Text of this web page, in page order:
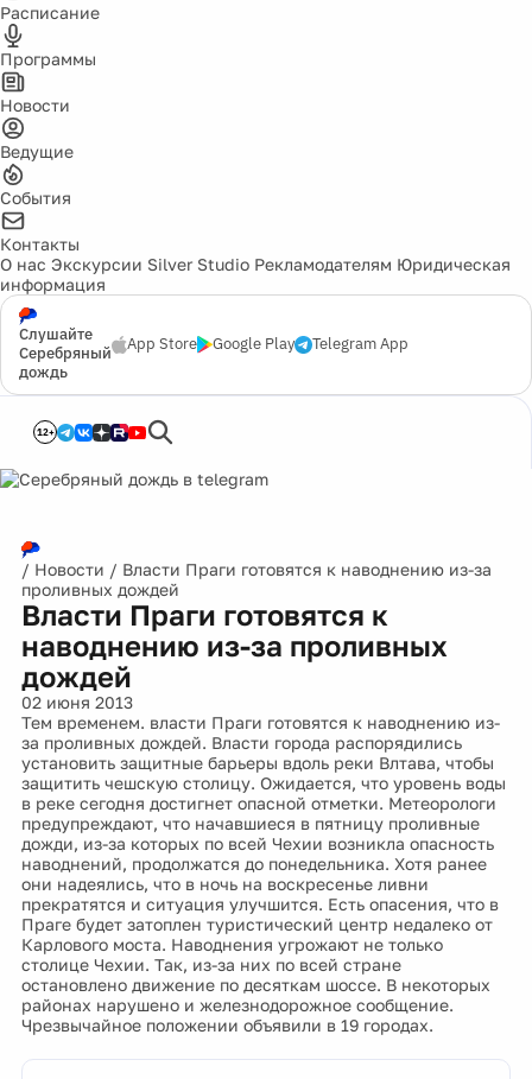
Расписание
Программы
Новости
Ведущие
События
Контакты
О нас Экскурсии Silver Studio Рекламодателям Юридическая
информация
Слушайте
Серебряный
дождь
App Store Google Play Telegram App
12+
/ Новости / Власти Праги готовятся к наводнению из-за
проливных дождей
Власти Праги готовятся к
наводнению из-за проливных
дождей
02 июня 2013
Тем временем. власти Праги готовятся к наводнению из-
за проливных дождей. Власти города распорядились
установить защитные барьеры вдоль реки Влтава, чтобы
защитить чешскую столицу. Ожидается, что уровень воды
в реке сегодня достигнет опасной отметки. Метеорологи
предупреждают, что начавшиеся в пятницу проливные
дожди, из-за которых по всей Чехии возникла опасность
наводнений, продолжатся до понедельника. Хотя ранее
они надеялись, что в ночь на воскресенье ливни
прекратятся и ситуация улучшится. Есть опасения, что в
Праге будет затоплен туристический центр недалеко от
Карлового моста. Наводнения угрожают не только
столице Чехии. Так, из-за них по всей стране
остановлено движение по десяткам шоссе. В некоторых
районах нарушено и железнодорожное сообщение.
Чрезвычайное положении объявили в 19 городах.